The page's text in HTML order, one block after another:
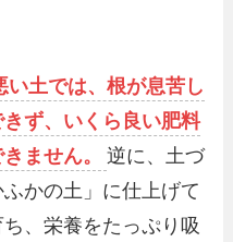
い土では、根が息苦し
ず、いくら良い肥料
ません。
逆に、土づ
かの土」に仕上げて
、栄養をたっぷり吸